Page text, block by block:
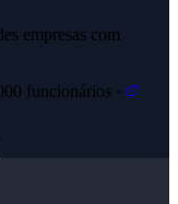
empresas com
funcionários ·